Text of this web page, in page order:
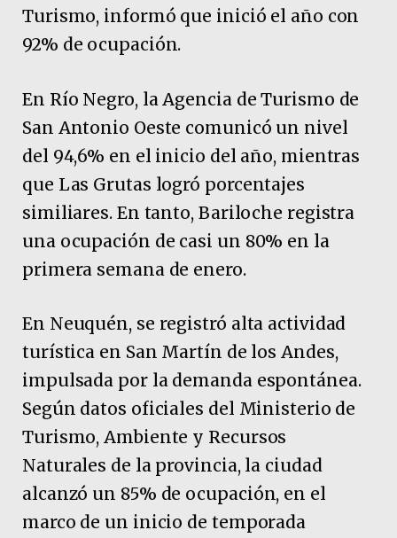
Turismo, informó que inició el año con
92% de ocupación.
En Río Negro, la Agencia de Turismo de
San Antonio Oeste comunicó un nivel
del 94,6% en el inicio del año, mientras
que Las Grutas logró porcentajes
similiares. En tanto, Bariloche registra
una ocupación de casi un 80% en la
primera semana de enero.
En Neuquén, se registró alta actividad
turística en San Martín de los Andes,
impulsada por la demanda espontánea.
Según datos oficiales del Ministerio de
Turismo, Ambiente y Recursos
Naturales de la provincia, la ciudad
alcanzó un 85% de ocupación, en el
marco de un inicio de temporada